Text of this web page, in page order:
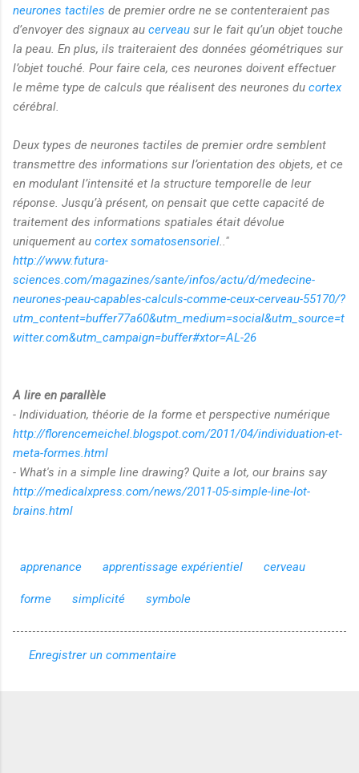
neurones tactiles de premier ordre ne se contenteraient pas
d’envoyer des signaux au cerveau sur le fait qu’un objet touche
la peau. En plus, ils traiteraient des données géométriques sur
l’objet touché. Pour faire cela, ces neurones doivent effectuer
le même type de calculs que réalisent des neurones du cortex
cérébral.
Deux types de neurones tactiles de premier ordre semblent
transmettre des informations sur l’orientation des objets, et ce
en modulant l’intensité et la structure temporelle de leur
réponse. Jusqu’à présent, on pensait que cette capacité de
traitement des informations spatiales était dévolue
uniquement au cortex somatosensoriel "
http://www.futura-
sciences.com/magazines/sante/infos/actu/d/medecine-
neurones-peau-capables-calculs-comme-ceux-cerveau-55170/?
utm_content=buffer77a60&utm_medium=social&utm_source=t
witter.com&utm_campaign=buffer#xtor=AL-26
A lire en parallèle
- Individuation, théorie de la forme et perspective numérique
http://florencemeichel.blogspot.com/2011/04/individuation-et-
meta-formes.html
- What's in a simple line drawing? Quite a lot, our brains say
http://medicalxpress.com/news/2011-05-simple-line-lot-
brains.html
apprenance apprentissage expérientiel cerveau
forme simplicité symbole
Enregistrer un commentaire